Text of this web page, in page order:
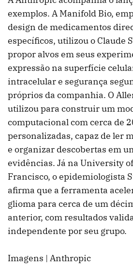
exemplos. A Manifold Bio,
design de medicamentos
específicos, utilizou o Claude
propor alvos em seus
expressão na superfície
intracelular e segurança
próprios da companhia. O
utilizou para construir um
computacional com cerca de
personalizadas, capaz de ler
e organizar descobertas em
evidências. Já na University
Francisco, o epidemiologista
afirma que a ferramenta
glioma para cerca de um
anterior, com resultados
independente por seu grupo.
Imagens | Anthropic